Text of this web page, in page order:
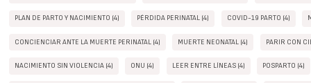
PLAN DE PARTO Y NACIMIENTO (4) PÉRDIDA PERINATAL (4) COVID-19 PARTO (4)
CONCIENCIAR ANTE LA MUERTE PERINATAL (4) MUERTE NEONATAL (4) PARIR CON
NACIMIENTO SIN VIOLENCIA (4) ONU (4) LEER ENTRE LÍNEAS (4) POSPARTO (4)